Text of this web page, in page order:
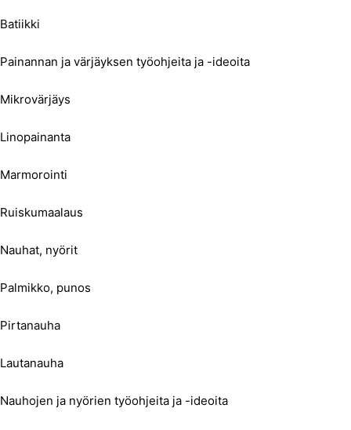
Batiikki
Painannan ja värjäyksen työohjeita ja -ideoita
Mikrovärjäys
Linopainanta
Marmorointi
Ruiskumaalaus
Nauhat, nyörit
Palmikko, punos
Pirtanauha
Lautanauha
Nauhojen ja nyörien työohjeita ja -ideoita